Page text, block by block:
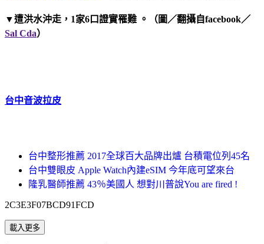
▼遭洪水沖走，1家6口證實罹難 。（圖／翻攝自facebook／
Sal Cda）
台中音波拉皮
台中整形推薦 2017全球百大品牌出爐 台積電位列45名
台中雙眼皮 Apple Watch內建eSIM 今年底可望來台
隆乳醫師推薦 43％美國人 想對川普說You are fired !
2C3E3F07BCD91FCD
載入更多